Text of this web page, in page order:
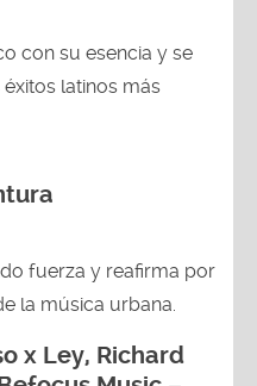
con su esencia y se
latinos más
fuerza y reafirma por
la música urbana.
x Ley, Richard